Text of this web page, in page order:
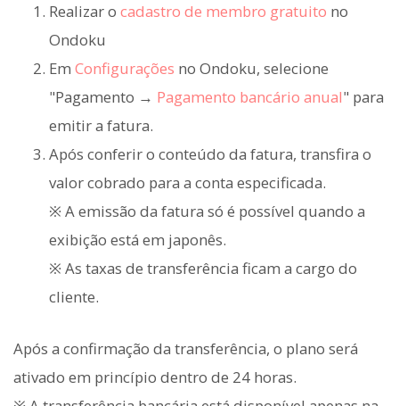
Realizar o cadastro de membro gratuito no
Ondoku
Em Configurações no Ondoku, selecione
"Pagamento → Pagamento bancário anual" para
emitir a fatura.
Após conferir o conteúdo da fatura, transfira o
valor cobrado para a conta especificada.
※ A emissão da fatura só é possível quando a
exibição está em japonês.
※ As taxas de transferência ficam a cargo do
cliente.
Após a confirmação da transferência, o plano será
ativado em princípio dentro de 24 horas.